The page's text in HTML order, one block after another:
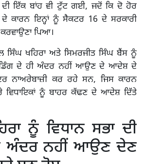
ਦੀ ਇੱਕ ਬਾਂਹ ਵੀ ਟੁੱਟ ਗਈ, ਜਦੋਂ ਕਿ ਦੋ ਹੋਰ
ਕਾਰਨ ਇਨ੍ਹਾਂ ਨੂੰ ਸੈਕਟਰ 16 ਦੇ ਸਰਕਾਰੀ
ਪਿਆ।
ਸਿੰਘ ਖਹਿਰਾ ਅਤੇ ਸਿਮਰਜੀਤ ਸਿੰਘ ਬੈਂਸ ਨੂੰ
ਦੇ ਹੀ ਅੰਦਰ ਨਹੀਂ ਆਉਣ ਦੇ ਆਦੇਸ਼ ਦੇ
ਨਾਅਰੇਬਾਜ਼ੀ ਕਰ ਰਹੇ ਸਨ, ਜਿਸ ਕਾਰਨ
ਵਿਧਾਇਕਾਂ ਨੂੰ ਬਾਹਰ ਕੱਢਣ ਦੇ ਆਦੇਸ਼ ਦਿੱਤੇ
ਨੂੰ ਵਿਧਾਨ ਸਭਾ ਦੀ
ਅੰਦਰ ਨਹੀਂ ਆਉਣ ਦੇਣ